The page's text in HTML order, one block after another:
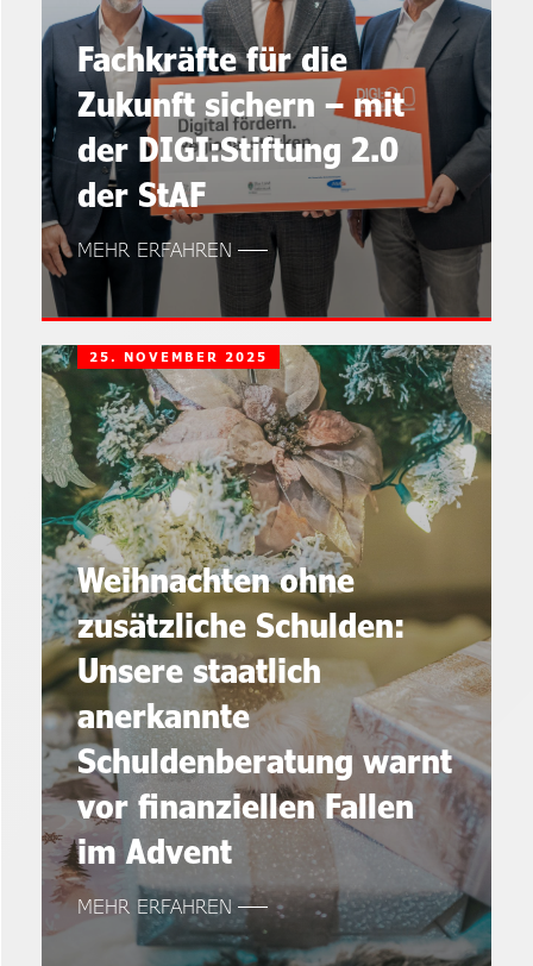
Fachkräfte für die
Zukunft sichern – mit
der DIGI:Stiftung 2.0
der StAF
MEHR ERFAHREN
Weihnachten ohne
zusätzliche Schulden:
Unsere staatlich
anerkannte
Schuldenberatung warnt
vor finanziellen Fallen
im Advent
25. NOVEMBER 2025
MEHR ERFAHREN